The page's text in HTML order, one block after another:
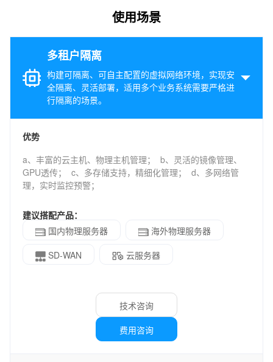
使用场景
多租户隔离
构建可隔离、可自主配置的虚拟网络环境，实现安
全隔离、灵活部署，适用多个业务系统需要严格进
行隔离的场景。
优势
a、丰富的云主机、物理主机管理； b、灵活的镜像管理、
GPU透传； c、多存储支持，精细化管理； d、多网络管
理，实时监控预警；
建议搭配产品：
国内物理服务器
海外物理服务器
SD-WAN
云服务器
技术咨询
费用咨询